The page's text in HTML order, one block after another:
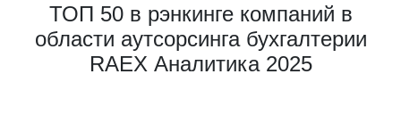
ТОП 50 в рэнкинге компаний в
области аутсорсинга бухгалтерии
RAEX Аналитика 2025